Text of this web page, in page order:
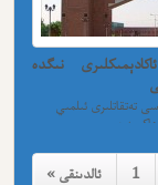
نىگدە
« ئالدىنقى 1